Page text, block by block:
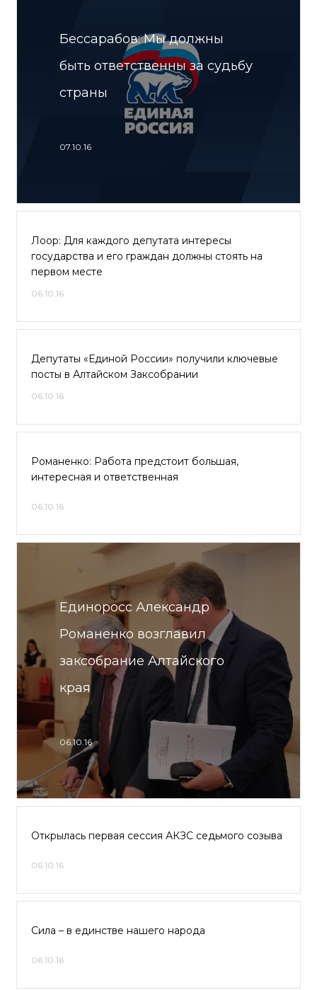
Бессарабов: Мы должны
быть ответственны за судьбу
страны
07.10.16
Лоор: Для каждого депутата интересы
государства и его граждан должны стоять на
первом месте
06.10.16
Депутаты «Единой России» получили ключевые
посты в Алтайском Заксобрании
06.10.16
Романенко: Работа предстоит большая,
интересная и ответственная
06.10.16
Единоросс Александр
Романенко возглавил
заксобрание Алтайского
края
06.10.16
Открылась первая сессия АКЗС седьмого созыва
06.10.16
Сила – в единстве нашего народа
06.10.16